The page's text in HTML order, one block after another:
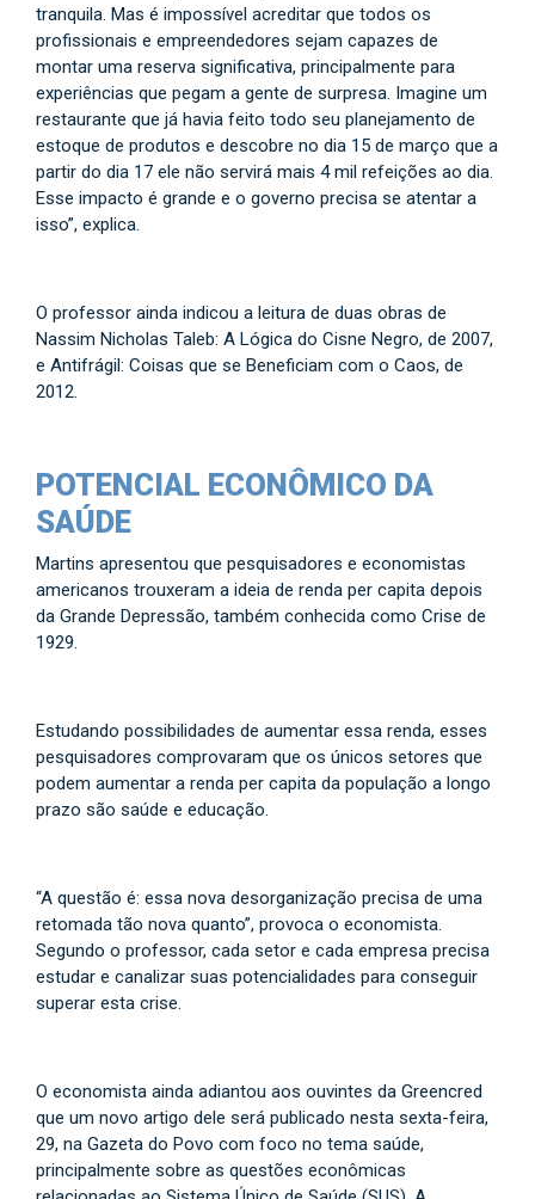
tranquila. Mas é impossível acreditar que todos os
profissionais e empreendedores sejam capazes de
montar uma reserva significativa, principalmente para
experiências que pegam a gente de surpresa. Imagine um
restaurante que já havia feito todo seu planejamento de
estoque de produtos e descobre no dia 15 de março que a
partir do dia 17 ele não servirá mais 4 mil refeições ao dia.
Esse impacto é grande e o governo precisa se atentar a
isso”, explica.
O professor ainda indicou a leitura de duas obras de
Nassim Nicholas Taleb: A Lógica do Cisne Negro, de 2007,
e Antifrágil: Coisas que se Beneficiam com o Caos, de
2012.
POTENCIAL ECONÔMICO DA
SAÚDE
Martins apresentou que pesquisadores e economistas
americanos trouxeram a ideia de renda per capita depois
da Grande Depressão, também conhecida como Crise de
1929.
Estudando possibilidades de aumentar essa renda, esses
pesquisadores comprovaram que os únicos setores que
podem aumentar a renda per capita da população a longo
prazo são saúde e educação.
“A questão é: essa nova desorganização precisa de uma
retomada tão nova quanto”, provoca o economista.
Segundo o professor, cada setor e cada empresa precisa
estudar e canalizar suas potencialidades para conseguir
superar esta crise.
O economista ainda adiantou aos ouvintes da Greencred
que um novo artigo dele será publicado nesta sexta-feira,
29, na Gazeta do Povo com foco no tema saúde,
principalmente sobre as questões econômicas